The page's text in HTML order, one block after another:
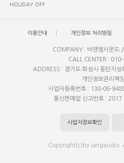
HOLIDAY OFF
이용안내 개인정보 처리방침
COMPANY : 비앤엠사운드
CALL CENTER :
ADDRESS : 경기도 화성시 동탄지
개인정보관리책
사업자등록번호 : 138-06-
통신판매업 신고번호 :
사업자정보확인
Copyright(c)by jangaudio.